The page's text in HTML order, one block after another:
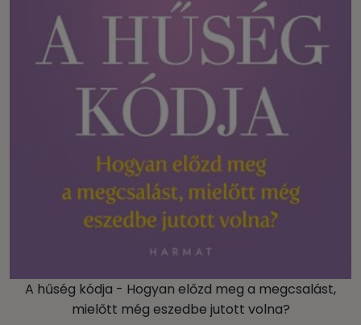
A hűség kódja - Hogyan előzd meg a megcsalást,
mielőtt még eszedbe jutott volna?